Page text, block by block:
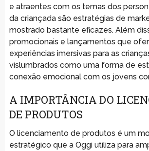
e atraentes com os temas dos
da criançada são estratégias de
mostrado bastante eficazes. Além
promocionais e lançamentos que
experiências imersivas para as
vislumbrados como uma forma de
conexão emocional com os jovens
A IMPORTÂNCIA DO
DE PRODUTOS
O licenciamento de produtos é um
estratégico que a Oggi utiliza para